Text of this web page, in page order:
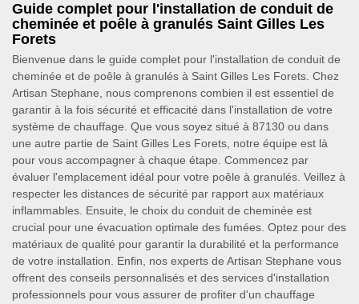
Guide complet pour l'installation de conduit de
cheminée et poêle à granulés Saint Gilles Les
Forets
Bienvenue dans le guide complet pour l'installation de conduit de
cheminée et de poêle à granulés à Saint Gilles Les Forets. Chez
Artisan Stephane, nous comprenons combien il est essentiel de
garantir à la fois sécurité et efficacité dans l'installation de votre
système de chauffage. Que vous soyez situé à 87130 ou dans
une autre partie de Saint Gilles Les Forets, notre équipe est là
pour vous accompagner à chaque étape. Commencez par
évaluer l'emplacement idéal pour votre poêle à granulés. Veillez à
respecter les distances de sécurité par rapport aux matériaux
inflammables. Ensuite, le choix du conduit de cheminée est
crucial pour une évacuation optimale des fumées. Optez pour des
matériaux de qualité pour garantir la durabilité et la performance
de votre installation. Enfin, nos experts de Artisan Stephane vous
offrent des conseils personnalisés et des services d'installation
professionnels pour vous assurer de profiter d'un chauffage